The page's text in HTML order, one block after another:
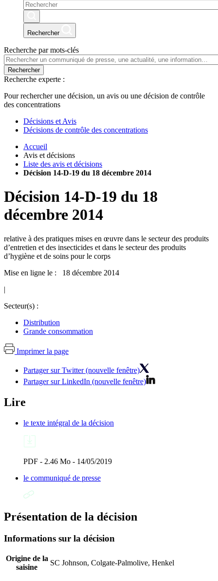
Rechercher
Recherche par mots-clés
Rechercher
Recherche experte :
Pour rechercher une décision, un avis ou une décision de contrôle
des concentrations
Décisions et Avis
Décisions de contrôle des concentrations
Accueil
Avis et décisions
Liste des avis et décisions
Décision 14-D-19 du 18 décembre 2014
Décision 14-D-19 du 18
décembre 2014
relative à des pratiques mises en œuvre dans le secteur des produits
d’entretien et des insecticides et dans le secteur des produits
d’hygiène et de soins pour le corps
Mise en ligne le : 18 décembre 2014
|
Secteur(s) :
Distribution
Grande consommation
Imprimer la page
Partager sur Twitter (nouvelle fenêtre)
Partager sur LinkedIn (nouvelle fenêtre)
Lire
le texte intégral de la décision
PDF - 2.46 Mo - 14/05/2019
le communiqué de presse
Présentation de la décision
Informations sur la décision
Origine de la
saisine
SC Johnson, Colgate-Palmolive, Henkel